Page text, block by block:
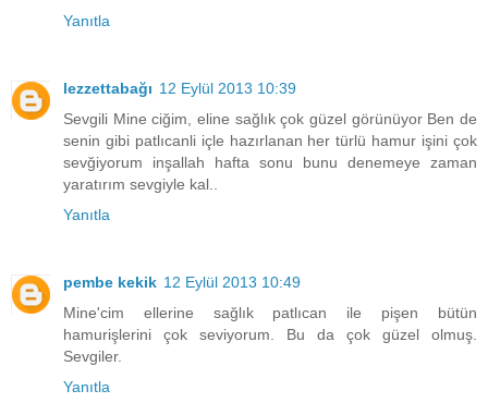
Yanıtla
lezzettabağı 12 Eylül 2013 10:39
Sevgili Mine ciğim, eline sağlık çok güzel görünüyor Ben de
senin gibi patlıcanli içle hazırlanan her türlü hamur işini çok
sevğiyorum inşallah hafta sonu bunu denemeye zaman
yaratırım sevgiyle kal..
Yanıtla
pembe kekik 12 Eylül 2013 10:49
Mine'cim ellerine sağlık patlıcan ile pişen bütün
hamurişlerini çok seviyorum. Bu da çok güzel olmuş.
Sevgiler.
Yanıtla